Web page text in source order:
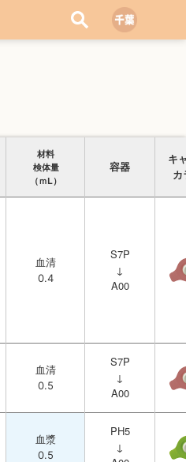
材料
検体量
（ｍL）
容器
キ
カ
血清
0.4
S7P
↓
A00
血清
0.5
S7P
↓
A00
血漿
0.5
PH5
↓
材料
検体量
（ｍL）
容器
キ
カ
血清
0.4
S7P
↓
A00
血清
0.5
S7P
↓
A00
血漿
0.5
PH5
↓